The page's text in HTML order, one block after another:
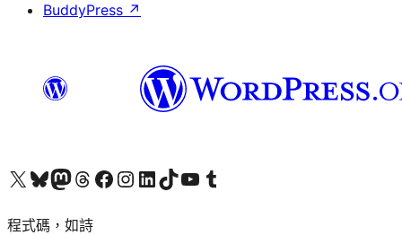
BuddyPress ↗
查看我們的 X (之前的 Twitter) 帳號造訪我們的 Bluesky 帳號造訪我們的 Mastodon 帳號造訪我們的 Threads 帳號 造訪我們的 Facebook 粉絲專頁Visit our Instagram account
Visit our LinkedIn account
造訪我們的 TikTok 帳號Visit our YouTube channel
造訪我們的 Tumblr 帳號
程式碼，如詩